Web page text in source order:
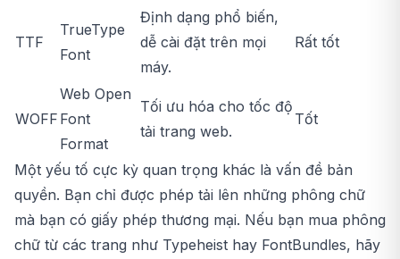
TTF
TrueType
Font
Định dạng phổ biến,
dễ cài đặt trên mọi
máy.
Rất tốt
WOFF
Web Open
Font
Format
Tối ưu hóa cho tốc độ
tải trang web.
Tốt
Một yếu tố cực kỳ quan trọng khác là vấn đề bản
quyền. Bạn chỉ được phép tải lên những phông chữ
mà bạn có giấy phép thương mại. Nếu bạn mua phông
chữ từ các trang như Typeheist hay FontBundles, hãy